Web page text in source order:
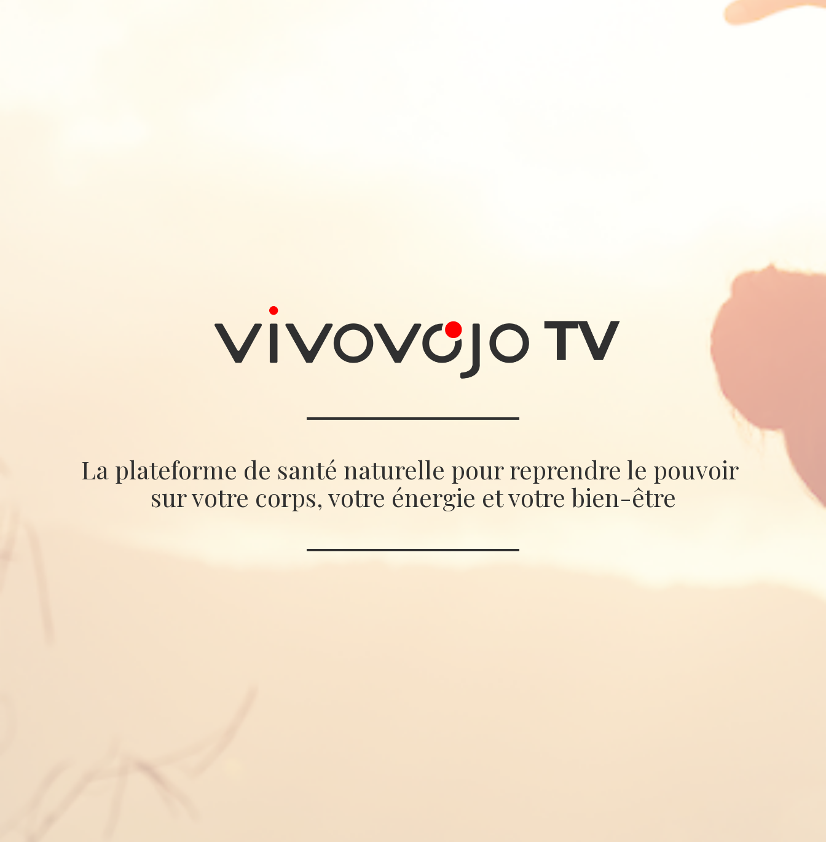
La plateforme de santé naturelle pour reprendre le pouvoir
sur votre corps, votre énergie et votre bien-être